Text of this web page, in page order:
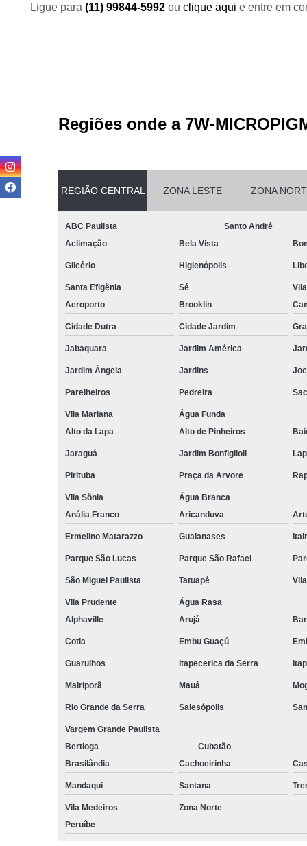
Ligue para (11) 99844-5992 ou clique aqui e entre em
Regiões onde a 7W-
REGIÃO CENTRAL ZONA LESTE ZONA
ABC Paulista Santo André
Aclimação
Bela Vista
Glicério Higienópolis
Santa Efigênia Sé
Aeroporto
Brooklin
Cidade Dutra Cidade Jardim
Jabaquara Jardim América
Jardim Ângela Jardins
Parelheiros Pedreira
Vila Mariana
Água Funda
Alto da Lapa
Alto de Pinheiros
Jaraguá Jardim Bonfiglioli
Pirituba Praça da Arvore
Vila Sônia
Água Branca
Anália Franco
Aricanduva
Ermelino Matarazzo Guaianases
Parque São Lucas Parque São Rafael
São Miguel Paulista Tatuapé
Vila Prudente
Água Rasa
Alphaville
Arujá
Cotia Embu Guaçú
Guarulhos Itapecerica da Serra
Mairiporã Mauá
Rio Grande da Serra Salesópolis
Vargem Grande Paulista
Bertioga
Cubatão
Brasilândia
Cachoeirinha
Mandaqui Santana
Vila Medeiros
Zona Norte
Peruíbe